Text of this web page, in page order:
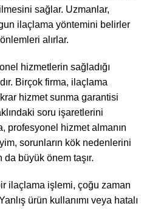
sağlar. Uzmanlar,
ilaçlama yöntemini belirler
alırlar.
hizmetlerin sağladığı
Birçok firma, ilaçlama
hizmet sunma garantisi
soru işaretlerini
profesyonel hizmet almanın
sorunların kök nedenlerini
da büyük önem taşır.
ilaçlama işlemi, çoğu zaman
ürün kullanımı veya hatalı